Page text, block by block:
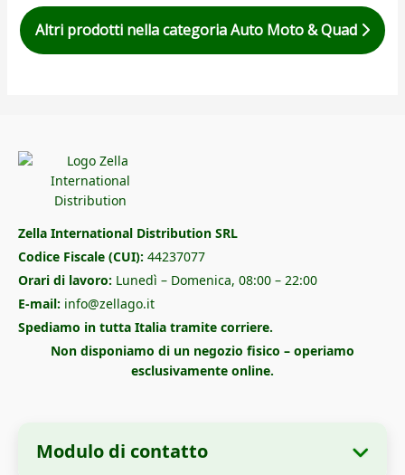
Altri prodotti nella categoria Auto Moto & Quad
Zella International Distribution SRL
Codice Fiscale (CUI): 44237077
Orari di lavoro: Lunedì – Domenica, 08:00 – 22:00
E-mail: info@zellago.it
Spediamo in tutta Italia tramite corriere.
Non disponiamo di un negozio fisico – operiamo
esclusivamente online.
Modulo di contatto